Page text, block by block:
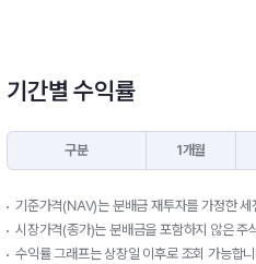
기간별 수익률
구분 1개월
기준가격(NAV)는 분배금 재투자를 가정한 세
시장가격(종가)는 분배금을 포함하지 않은 주
수익률 그래프는 상장일 이후로 조회 가능합